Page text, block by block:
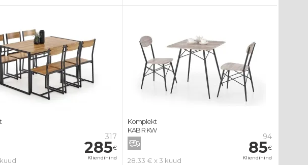
317
285€
Kliendihind
94
85€
Kliendihind
28.33 € x 3 kuud
Komplekt
KABIR KW